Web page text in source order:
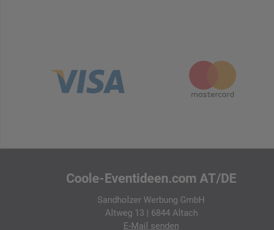
Coole-Eventideen.com AT/DE
Sandholzer Werbung GmbH
Altweg 13 | 6844 Altach
E-Mail senden